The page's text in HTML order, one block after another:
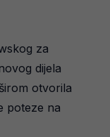
za
dijela
otvorila
poteze na